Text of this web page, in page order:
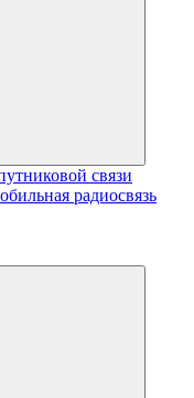
связи
радиосвязь